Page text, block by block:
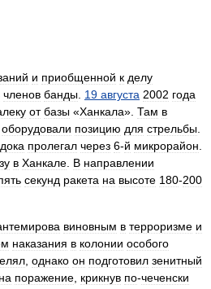
и приобщенной к делу
членов банды 19 августа 2002 года
от базы «Ханкала». Там в
оборудовали позицию для стрельбы
пролегал через 6-й микрорайон
в Ханкале В направлении
секунд ракета на высоте 180-200
виновным в терроризме и
наказания в колонии особого
однако он подготовил зенитный
на поражение крикнув по-чеченски